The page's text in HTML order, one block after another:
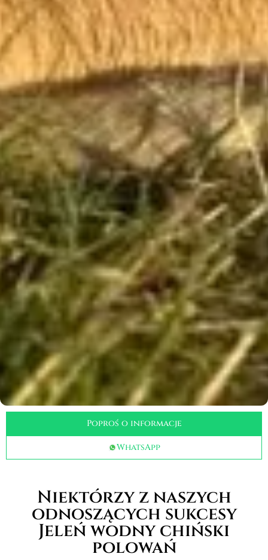
Poproś o informacje
WhatsApp
Niektórzy z naszych
odnoszących sukcesy
Jeleń wodny chiński
polowań